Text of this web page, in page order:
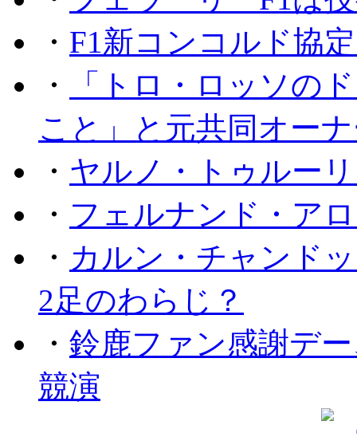
・ F1新コンコルド協
・
「トロ・ロッソの
こと」と元共同オー
・ ヤルノ・トゥルー
・ フェルナンド・ア
・ カルン・チャンド
2足のわらじ？
・ 鈴鹿ファン感謝デ
競演